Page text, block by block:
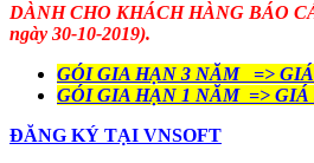
DÀNH CHO KHÁCH HÀNG BÁO
ngày 30-10-2019).
GÓI GIA HẠN 3 NĂM => GIÁ
GÓI GIA HẠN 1 NĂM => GIÁ
ĐĂNG KÝ TẠI VNSOFT